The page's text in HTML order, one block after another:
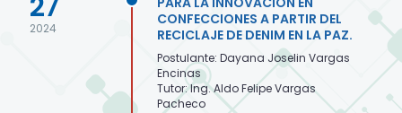
2024
CONFECCIONES A PARTIR DEL
RECICLAJE DE DENIM EN LA PAZ.
Postulante: Dayana Joselin Vargas
Encinas
Tutor: Ing. Aldo Felipe Vargas
Pacheco